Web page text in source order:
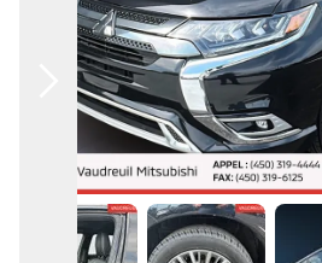
معنا
العربية